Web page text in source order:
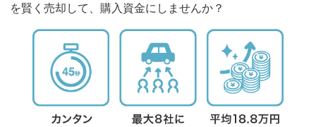
を賢く売却して、購入資金にしませんか？